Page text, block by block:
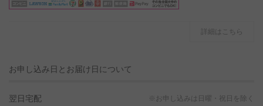
詳細はこちら
お申し込み日とお届け日について
翌日宅配 ※お申し込みは日曜・祝日を除く